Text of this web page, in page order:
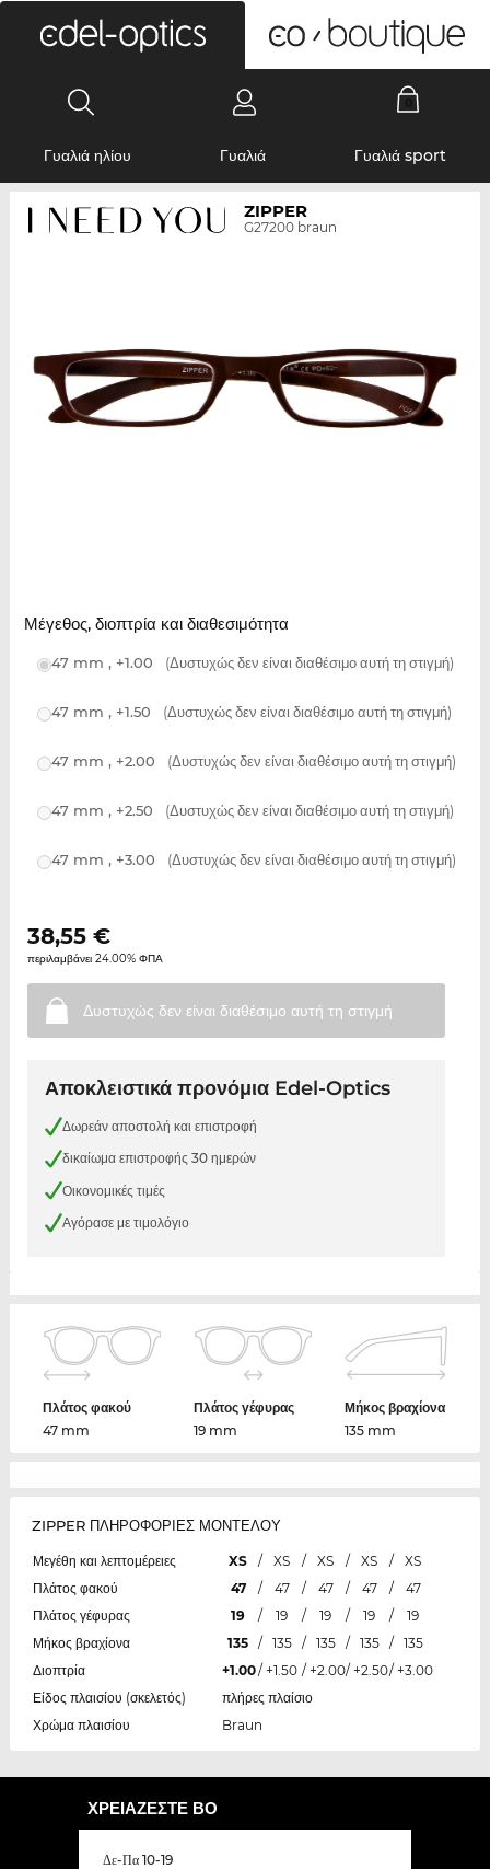
Γυαλιά ηλίου Γυαλιά Γυαλιά sport
ZIPPER
G27200 braun
Μέγεθος, διοπτρία και διαθεσιμότητα
47 mm , +1.00 (Δυστυχώς δεν είναι διαθέσιμο αυτή τη στιγμή)
47 mm , +1.50 (Δυστυχώς δεν είναι διαθέσιμο αυτή τη στιγμή)
47 mm , +2.00 (Δυστυχώς δεν είναι διαθέσιμο αυτή τη στιγμή)
47 mm , +2.50 (Δυστυχώς δεν είναι διαθέσιμο αυτή τη στιγμή)
47 mm , +3.00 (Δυστυχώς δεν είναι διαθέσιμο αυτή τη στιγμή)
38,55€
περιλαμβάνει 24.00% ΦΠΑ
Δυστυχώς δεν είναι διαθέσιμο αυτή τη στιγμή
Αποκλειστικά προνόμια Edel-Optics
Δωρεάν αποστολή και επιστροφή
δικαίωμα επιστροφής 30 ημερών
Οικονομικές τιμές
Αγόρασε με τιμολόγιο
Πλάτος φακού
47 mm
Πλάτος γέφυρας
19 mm
Μήκος βραχίονα
135 mm
ZIPPER ΠΛΗΡΟΦΟΡΙΕΣ ΜΟΝΤΕΛΟΥ
Μεγέθη και λεπτομέρειες XS / XS / XS / XS /
XS
Πλάτος φακού
47 / 47 / 47 / 47 /
47
Πλάτος γέφυρας
19 / 19 / 19 / 19 /
19
Μήκος βραχίονα
135 / 135 / 135 / 135 /
135
Διοπτρία
+1.00/ +1.50 / +2.00/ +2.50/ +3.00
Είδος πλαισίου (σκελετός)
πλήρες πλαίσιο
Χρώμα πλαισίου
Braun
ΧΡΕΙΆΖΕΣΤΕ ΒΟ
Δε-Πα 10-19